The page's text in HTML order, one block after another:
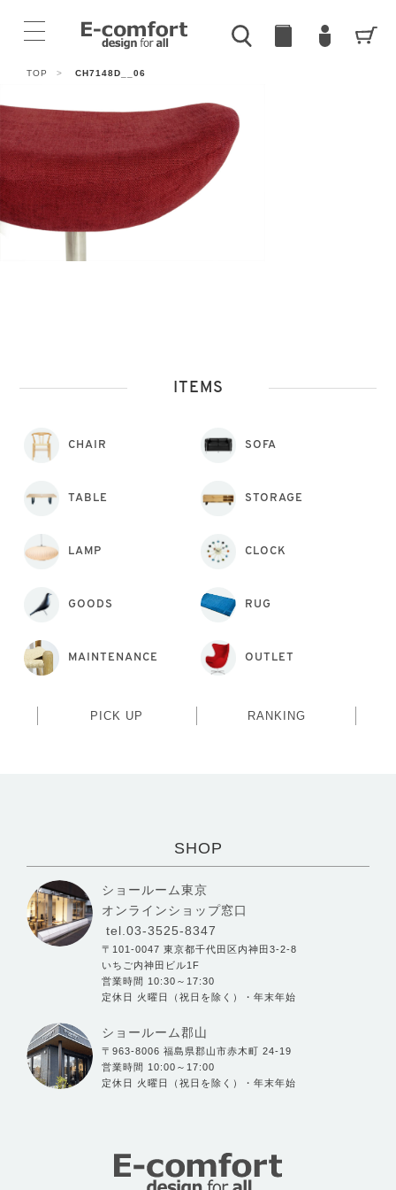
TOP > CH7148D__06
ITEMS
CHAIR SOFA
TABLE STORAGE
LAMP CLOCK
GOODS RUG
MAINTENANCE OUTLET
PICK UP RANKING
SHOP
ショールーム東京
オンラインショップ窓口
tel.03-3525-8347
〒101-0047 東京都千代田区内神田3-2-8
いちご内神田ビル1F
営業時間 10:30～17:30
定休日 火曜日（祝日を除く）・年末年始
ショールーム郡山
〒963-8006 福島県郡山市赤木町 24-19
営業時間 10:00～17:00
定休日 火曜日（祝日を除く）・年末年始